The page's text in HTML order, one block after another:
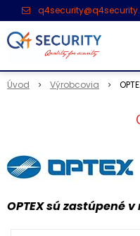
Úvod Výrobcovia
OPTEX sú zastúpené